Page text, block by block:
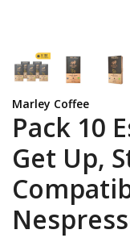
Marley Coffee
Pack 10
Get Up,